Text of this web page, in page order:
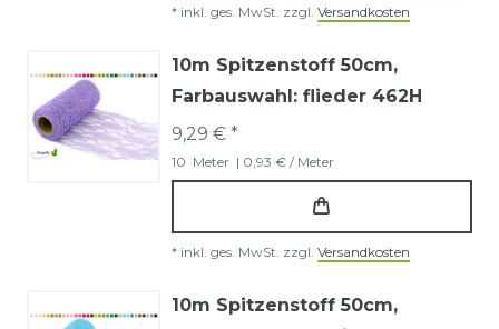
* inkl. ges. MwSt. zzgl. Versandkosten
10m Spitzenstoff 50cm,
Farbauswahl: flieder 462H
9,29 € *
10 Meter | 0,93 € / Meter
* inkl. ges. MwSt. zzgl. Versandkosten
10m Spitzenstoff 50cm,